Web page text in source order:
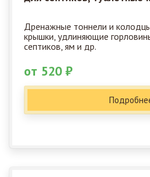
Дренажные тоннели и
крышки, удлиняющие
септиков, ям и др.
от 520 ₽